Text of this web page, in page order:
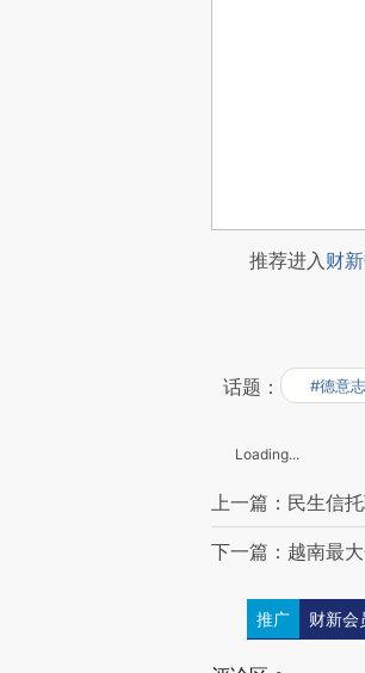
推荐进入财
话题： #德意
Loading...
上一篇：民生信
下一篇：越南最
推广 财新会